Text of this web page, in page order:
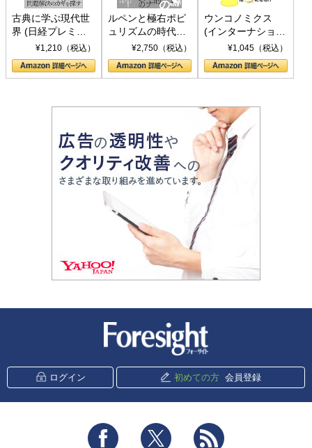
古典に学ぶ現代世
界 (日経プレミア
シリーズ)¥1,210（税込）
ルペンと極右ポピ
ュリズムの時代：
〈ヤヌス〉の二つ
の顔
¥2,750（税込）
ウンコノミクス
(インターナショナ
ル新書)¥1,045（税込）
ログイン 初めての方 会員登録
Facebook Twitter